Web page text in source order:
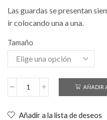
Las guardas se presentan
ir colocando una a una.
Tamaño
AÑADIR
Añadir a la lista de deseos